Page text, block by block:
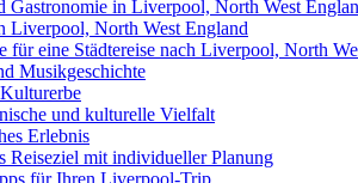
Gastronomie in Liverpool, North West
Liverpool, North West England
für eine Städtereise nach Liverpool, North
Musikgeschichte
und kulturelle Vielfalt
Erlebnis
Reiseziel mit individueller Planung
für Ihren Liverpool-Trip